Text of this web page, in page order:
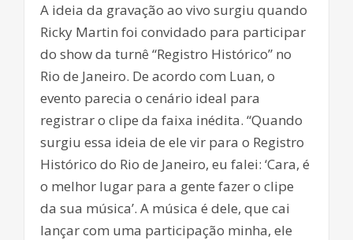
A ideia da gravação ao vivo surgiu quando
Ricky Martin foi convidado para participar
do show da turnê “Registro Histórico” no
Rio de Janeiro. De acordo com Luan, o
evento parecia o cenário ideal para
registrar o clipe da faixa inédita. “Quando
surgiu essa ideia de ele vir para o Registro
Histórico do Rio de Janeiro, eu falei: ‘Cara, é
o melhor lugar para a gente fazer o clipe
da sua música’. A música é dele, que cai
lançar com uma participação minha, ele